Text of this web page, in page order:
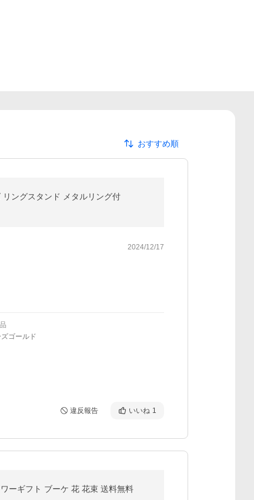
おすすめ順
ングスタンド メタルリング付
2024/12/17
ゴールド
違反報告 いいね 1
ーギフト ブーケ 花 花束 送料無料